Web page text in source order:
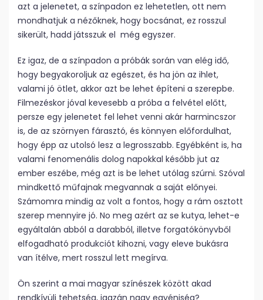
azt a jelenetet, a színpadon ez lehetetlen, ott nem
mondhatjuk a nézőknek, hogy bocsánat, ez rosszul
sikerült, hadd játsszuk el még egyszer.
Ez igaz, de a színpadon a próbák során van elég idő,
hogy begyakoroljuk az egészet, és ha jön az ihlet,
valami jó ötlet, akkor azt be lehet építeni a szerepbe.
Filmezéskor jóval kevesebb a próba a felvétel előtt,
persze egy jelenetet fel lehet venni akár harmincszor
is, de az szörnyen fárasztó, és könnyen előfordulhat,
hogy épp az utolsó lesz a legrosszabb. Egyébként is, ha
valami fenomenális dolog napokkal később jut az
ember eszébe, még azt is be lehet utólag szúrni. Szóval
mindkettő műfajnak megvannak a saját előnyei.
Számomra mindig az volt a fontos, hogy a rám osztott
szerep mennyire jó. No meg azért az se kutya, lehet-e
egyáltalán abból a darabból, illetve forgatókönyvből
elfogadható produkciót kihozni, vagy eleve bukásra
van ítélve, mert rosszul lett megírva.
Ön szerint a mai magyar színészek között akad
rendkívüli tehetség, igazán nagy egyéniség?